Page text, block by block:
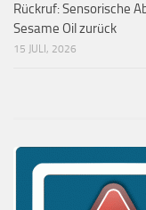
Rückruf: Sensorische
Sesame Oil zurück
15 JULI, 2026